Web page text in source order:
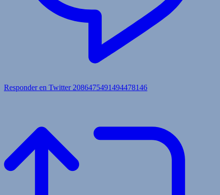
Responder en Twitter 2086475491494478146